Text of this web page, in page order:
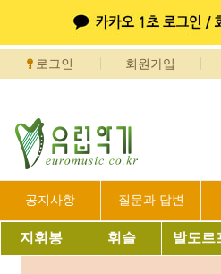
로그인 회원가입
공지사항 질문과 답변
지휘봉 휘슬 발도르